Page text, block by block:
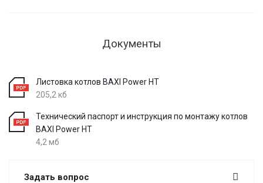
Документы
Листовка котлов BAXI Power HT
205,2 кб
Технический паспорт и инструкция по монтажу котлов
BAXI Power HT
4,2 мб
Задать вопрос